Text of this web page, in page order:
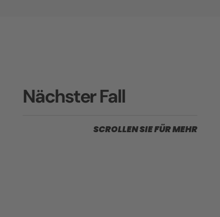
Nächster Fall
SCROLLEN SIE FÜR MEHR